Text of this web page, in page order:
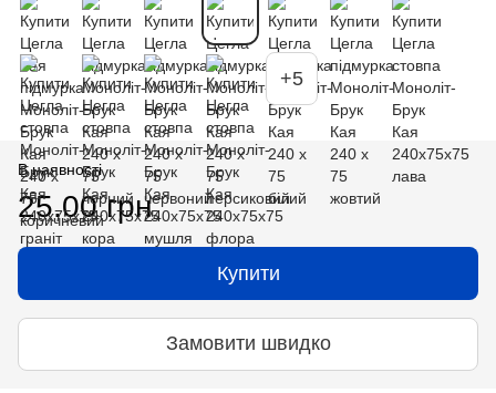
+5
В наявності
25.00 грн
Купити
Замовити швидко